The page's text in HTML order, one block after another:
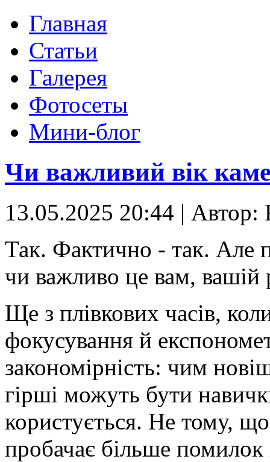
Главная
Статьи
Галерея
Фотосеты
Мини-блог
Чи важливий вік
13.05.2025 20:44 | Автор:
Так. Фактично - так. Але
чи важливо це вам, вашій
Ще з плівкових часів,
фокусування й
закономірність: чим
гірші можуть бути
користується. Не тому,
пробачає більше